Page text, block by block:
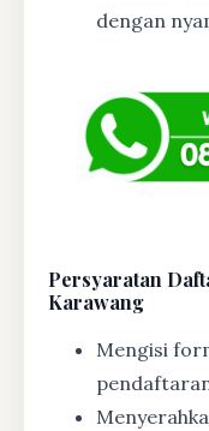
dengan
Persyaratan
Karawang
Mengisi